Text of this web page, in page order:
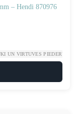
– Hendi 870976
UN VIRTUVES PIEDERUMI